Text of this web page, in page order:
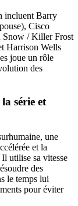
incluent Barry
Cisco
Snow / Killer Frost
Harrison Wells
joue un rôle
des
série et
une
et la
utilise sa vitesse
des
le temps lui
pour éviter